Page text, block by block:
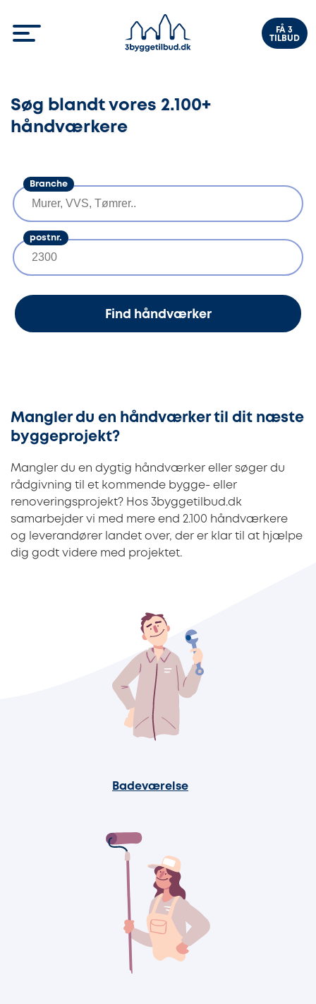
FÅ 3
TILBUD
Søg blandt vores 2.100+
håndværkere
Branche
postnr.
Find håndværker
Mangler du en håndværker til dit næste
byggeprojekt?
Mangler du en dygtig håndværker eller søger du
rådgivning til et kommende bygge- eller
renoveringsprojekt? Hos 3byggetilbud.dk
samarbejder vi med mere end 2.100 håndværkere
og leverandører landet over, der er klar til at hjælpe
dig godt videre med projektet.
Badeværelse